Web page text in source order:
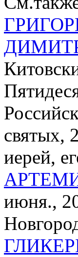
святых,
иерей,
июня.,